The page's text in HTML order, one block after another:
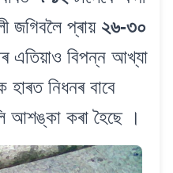
জগিবলৈ প্ৰায় ২৬-৩০
এতিয়াও বিপন্ন আখ্যা
হাৰত নিধনৰ বাবে
আশঙ্কা কৰা হৈছে ।